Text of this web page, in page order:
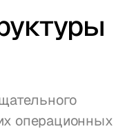
операционных